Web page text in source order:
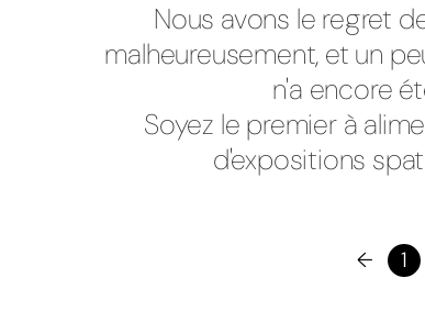
Nous avons le regret
malheureusement, et un
n'a encore
Soyez le premier à
d'expositions
← 1